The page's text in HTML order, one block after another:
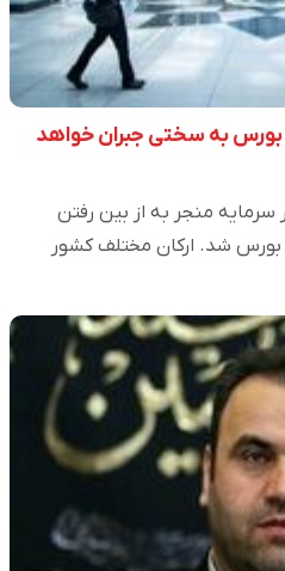
بورس به سختی جبران خواهد
سرمایه منجر به از بین رفتن
شد. ارکان مختلف کشور